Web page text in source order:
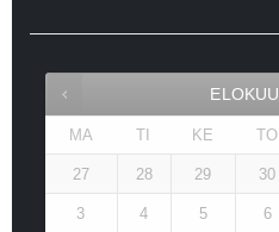
ELOKUU
MA TI KE TO
27 28 29 30
3 4 5 6